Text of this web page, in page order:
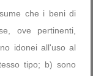
che i beni di
ove pertinenti,
idonei all'uso al
tipo; b) sono